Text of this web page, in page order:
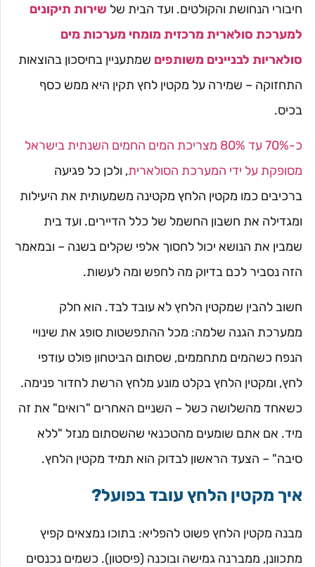
חיבורי הנחושת והקולטים. ועד הבית של שירות תיקונים
למערכת סולארית מרכזיתמומחי מערכות מים
סולאריות לבניינים משותפים שמתעניין בחיסכון בהוצאות
התחזוקה – שמירה על מקטין לחץ תקין היא ממש כסף
בכיס.
כ-70% עד 80% מצריכת המים החמים השנתית בישראל
מסופקת על ידי המערכת הסולארית, ולכן כל פגיעה
ברכיבים כמו מקטין הלחץ מקטינה משמעותית את היעילות
ומגדילה את חשבון החשמל של כלל הדיירים. ועד בית
שמבין את הנושא יכול לחסוך אלפי שקלים בשנה – ובמאמר
הזה נסביר לכם בדיוק מה לחפש ומה לעשות.
חשוב להבין שמקטין הלחץ לא עובד לבד. הוא חלק
ממערכת הגנה שלמה: מכל ההתפשטות סופג את שינויי
הנפח כשהמים מתחממים, שסתום הביטחון פולט עודפי
לחץ, ומקטין הלחץ בקלט מונע מלחץ הרשת לחדור פנימה.
כשאחד מהשלושה כשל – השניים האחרים "רואים" את זה
מיד. אם אתם שומעים מהטכנאי שהשסתום מנזל "ללא
סיבה" – הצעד הראשון לבדוק הוא תמיד מקטין הלחץ.
איך מקטין הלחץ עובד בפועל?
מבנה מקטין הלחץ פשוט להפליא: בתוכו נמצאים קפיץ
מתכוונן, ממברנה גמישה ובוכנה (פיסטון). כשמים נכנסים